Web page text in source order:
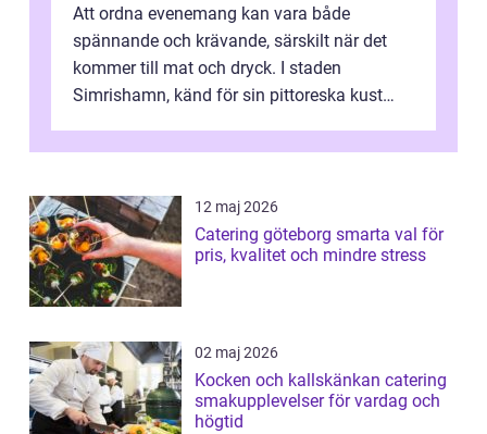
Att ordna evenemang kan vara både
spännande och krävande, särskilt när det
kommer till mat och dryck. I staden
Simrishamn, känd för sin pittoreska kust
12 maj 2026
Catering göteborg smarta val för
pris, kvalitet och mindre stress
02 maj 2026
Kocken och kallskänkan catering
smakupplevelser för vardag och
högtid